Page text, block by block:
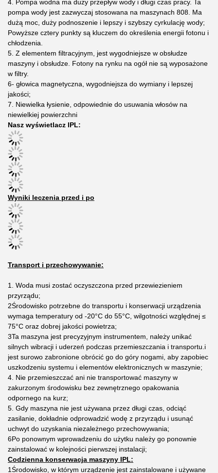
4. Pompa wodna ma duży przepływ wody i długi czas pracy. Ta
pompa wody jest zazwyczaj stosowana na maszynach 808. Ma
dużą moc, duży podnoszenie i lepszy i szybszy cyrkulację wody;
Powyższe cztery punkty są kluczem do określenia energii fotonu i
chłodzenia.
5. Z elementem filtracyjnym, jest wygodniejsze w obsłudze
maszyny i obsłudze. Fotony na rynku na ogół nie są wyposażone
w filtry.
6- głowica magnetyczna, wygodniejsza do wymiany i lepszej
jakości;
7. Niewielka łysienie, odpowiednie do usuwania włosów na
niewielkiej powierzchni
Nasz wyświetlacz IPL:
Wyniki leczenia przed i po
Transport i przechowywanie:
1. Woda musi zostać oczyszczona przed przewiezieniem
przyrządu;
2Środowisko potrzebne do transportu i konserwacji urządzenia
wymaga temperatury od -20°C do 55°C, wilgotności względnej ≤
75°C oraz dobrej jakości powietrza;
3Ta maszyna jest precyzyjnym instrumentem, należy unikać
silnych wibracji i uderzeń podczas przemieszczania i transportu.i
jest surowo zabronione obrócić go do góry nogami, aby zapobiec
uszkodzeniu systemu i elementów elektronicznych w maszynie;
4. Nie przemieszczać ani nie transportować maszyny w
zakurzonym środowisku bez zewnętrznego opakowania
odpornego na kurz;
5. Gdy maszyna nie jest używana przez długi czas, odciąć
zasilanie, dokładnie odprowadzić wodę z przyrządu i usunąć
uchwyt do uzyskania niezależnego przechowywania;
6Po ponownym wprowadzeniu do użytku należy go ponownie
zainstalować w kolejności pierwszej instalacji;
Codzienna konserwacja maszyny IPL:
1Środowisko, w którym urządzenie jest zainstalowane i używane